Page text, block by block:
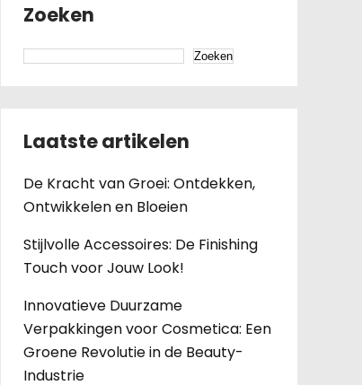
Zoeken
Zoeken
Laatste artikelen
De Kracht van Groei: Ontdekken,
Ontwikkelen en Bloeien
Stijlvolle Accessoires: De Finishing
Touch voor Jouw Look!
Innovatieve Duurzame
Verpakkingen voor Cosmetica: Een
Groene Revolutie in de Beauty-
Industrie